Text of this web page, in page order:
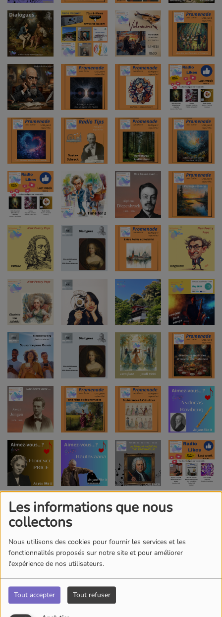
Les informations que nous
collectons
Nous utilisons des cookies pour fournir les services et les
fonctionnalités proposés sur notre site et pour améliorer
l'expérience de nos utilisateurs.
Tout accepter Tout refuser